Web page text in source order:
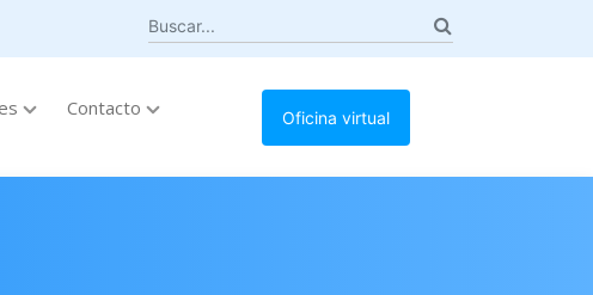
Contacto Oficina virtual